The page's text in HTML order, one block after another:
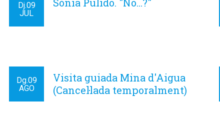
Dj.09
JUL
Dg.09
AGO
Visita guiada Mina d'Aigua
(Cancel·lada temporalment)